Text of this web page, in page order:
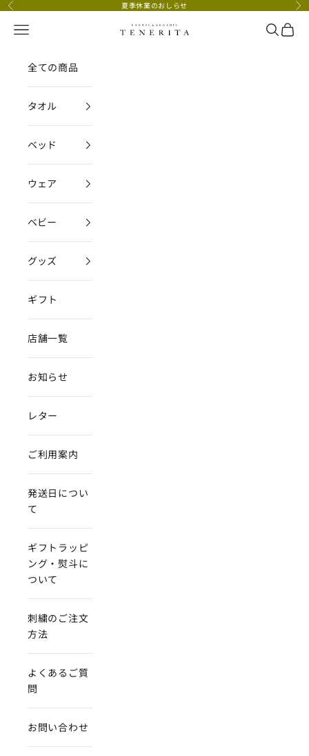
コンテンツへスキップ
前へ 夏季休業のおしらせ 次
TENERITA公式オンラインストア
メニュー 検索カー
全ての商品
タオル
ベッド
ウェア
ベビー
グッズ
ギフト
店舗一覧
お知らせ
レター
ご利用案内
発送日につい
て
ギフトラッピ
ング・熨斗に
ついて
刺繍のご注文
方法
よくあるご質
問
お問い合わせ